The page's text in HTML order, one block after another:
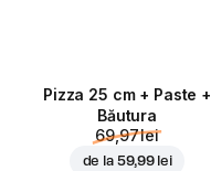
Pizza 25 cm + Paste +
Băutura
69,97 lei
de la 59,99 lei